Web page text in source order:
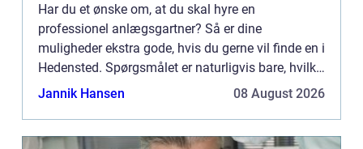
Har du et ønske om, at du skal hyre en
professionel anlægsgartner? Så er dine
muligheder ekstra gode, hvis du gerne vil finde en i
Hedensted. Spørgsmålet er naturligvis bare, hvilke
opgaver en anlægsgartner helt præcist kan hjælpe
Jannik Hansen 08 August 2026